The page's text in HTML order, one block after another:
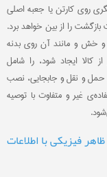
روی کارتن یا جعبه اصلی
را از بین خواهد برد.
خش و مانند آن روی بدنه
کالا ایجاد شود، را شامل
حمل و نقل و جابجایی، نصب
غیر و متفاوت با توصیه
فیزیکی با اطلاعات